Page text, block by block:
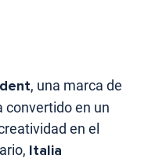
, una marca de
convertido en un
en el
Italia